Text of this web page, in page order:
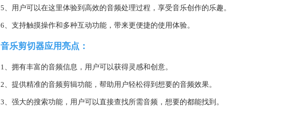
5、用户可以在这里体验到高效的音频处理过程，享受音乐创作的乐趣。
6、支持触摸操作和多种互动功能，带来更便捷的使用体验。
音乐剪切器应用亮点：
1、拥有丰富的音频信息，用户可以获得灵感和创意。
2、提供精准的音频剪辑功能，帮助用户轻松得到想要的音频效果。
3、强大的搜索功能，用户可以直接查找所需音频，想要的都能找到。